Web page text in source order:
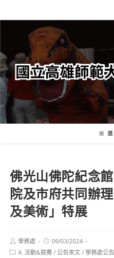
轉
要
內
容
佛光山佛陀紀念
院及市府共同辦
及美術」特展
Post
author:
學務處
Post
published:
09/03/2024
Post4. 活動&競賽/公告來文/學務處公告